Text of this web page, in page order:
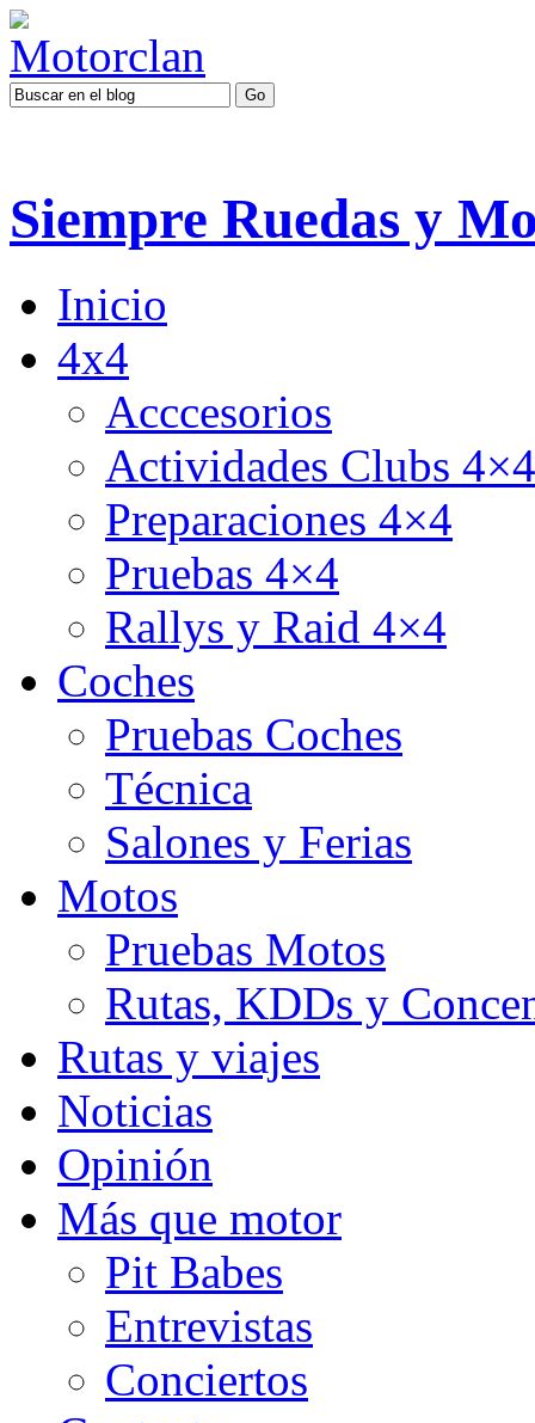
Siempre Ruedas y
Inicio
4x4
Acccesorios
Actividades Clubs 4×4
Preparaciones 4×4
Pruebas 4×4
Rallys y Raid 4×4
Coches
Pruebas Coches
Técnica
Salones y Ferias
Motos
Pruebas Motos
Rutas, KDDs y
Rutas y viajes
Noticias
Opinión
Más que motor
Pit Babes
Entrevistas
Conciertos